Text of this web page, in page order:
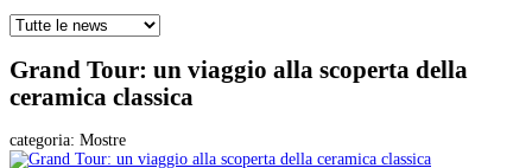
Grand Tour: un viaggio alla scoperta della
ceramica classica
categoria: Mostre